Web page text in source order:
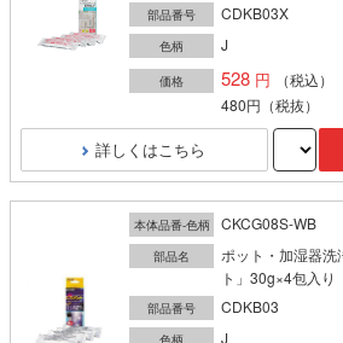
部品番号 CDKB03X
色柄 J
価格 528
（税込）
480円 （税抜）
詳しくはこちら
本体品番-色柄 CKCG08S-WB
部品名
ポット・加湿器洗
ト」30g×4包入り
部品番号 CDKB03
色柄 J